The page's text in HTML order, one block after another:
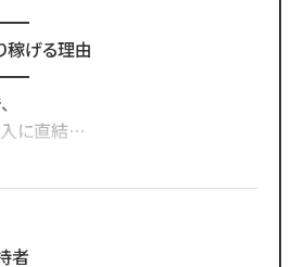
万円以上」
タッフ多数在籍☆
ループ全体）「約30,000人」
の良さ。
るので
ます。
る、
ます◎
稼げる理由
に直結
も多数在籍
者